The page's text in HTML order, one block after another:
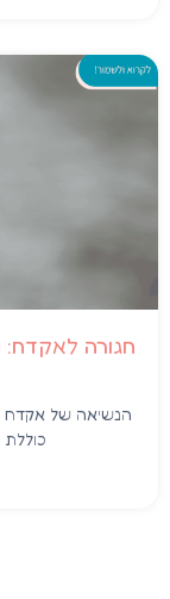
חגורה לאקדח:
הנשיאה של אקדח
כוללת